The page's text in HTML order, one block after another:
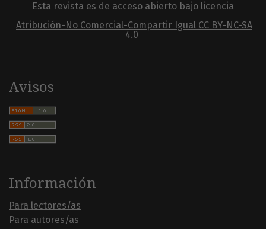
Esta revista es de acceso abierto bajo licencia
Atribución-No Comercial-Compartir Igual CC BY-NC-SA
4.0
Avisos
Información
Para lectores/as
Para autores/as